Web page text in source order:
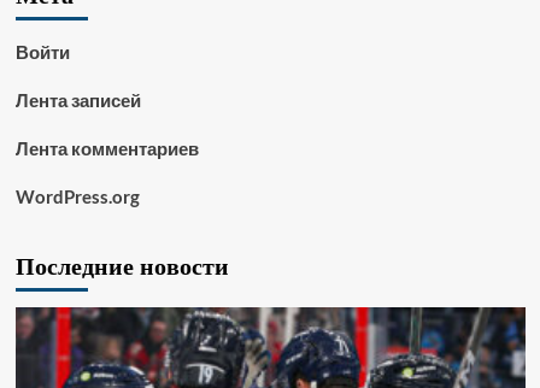
Войти
Лента записей
Лента комментариев
WordPress.org
Последние новости